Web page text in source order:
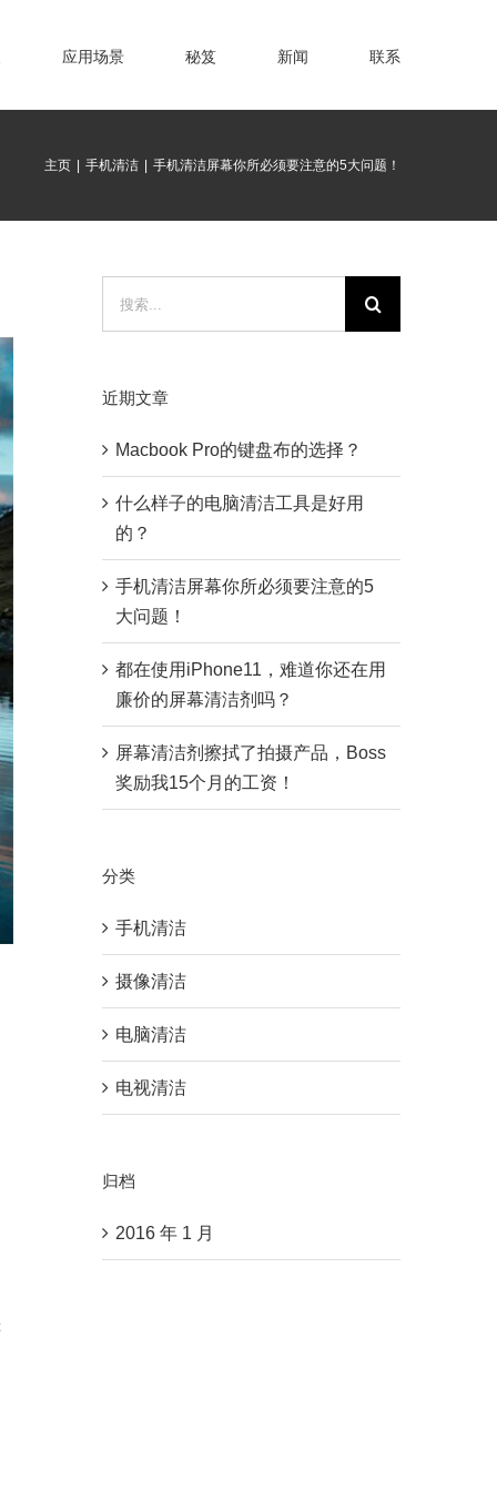
应用场景 秘笈 新闻 联系
主页 手机清洁 手机清洁屏幕你所必须要注意的5大问题！
近期文章
Macbook Pro的键盘布的选择？
什么样子的电脑清洁工具是好用
的？
手机清洁屏幕你所必须要注意的5
大问题！
都在使用iPhone11，难道你还在用
廉价的屏幕清洁剂吗？
屏幕清洁剂擦拭了拍摄产品，Boss
奖励我15个月的工资！
分类
手机清洁
摄像清洁
电脑清洁
电视清洁
归档
2016 年 1 月